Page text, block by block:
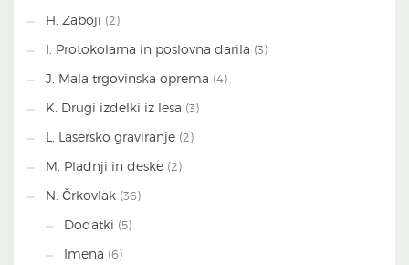
H. Zaboji (2)
I. Protokolarna in poslovna darila (3)
J. Mala trgovinska oprema (4)
K. Drugi izdelki iz lesa (3)
L. Lasersko graviranje (2)
M. Pladnji in deske (2)
N. Črkovlak (36)
Dodatki (5)
Imena (6)